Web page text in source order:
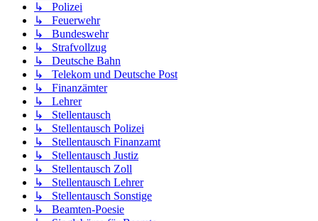
↳ Polizei
↳ Feuerwehr
↳ Bundeswehr
↳ Strafvollzug
↳ Deutsche Bahn
↳ Telekom und Deutsche Post
↳ Finanzämter
↳ Lehrer
↳ Stellentausch
↳ Stellentausch Polizei
↳ Stellentausch Finanzamt
↳ Stellentausch Justiz
↳ Stellentausch Zoll
↳ Stellentausch Lehrer
↳ Stellentausch Sonstige
↳ Beamten-Poesie